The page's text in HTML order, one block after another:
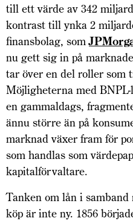
till ett värde av 342
kontrast till ynka 2
finansbolag, som
nu gett sig in på
tar över en del roller
Möjligheterna med
en gammaldags,
ännu större än på
marknad växer fram för
som handlas som
kapitalförvaltare.
Tanken om lån i samband
köp är inte ny. 1856